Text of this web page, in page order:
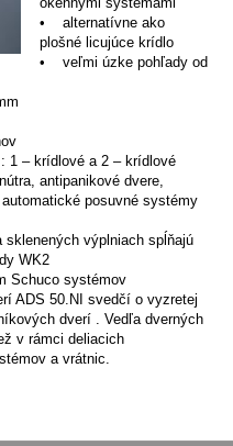
• alternatívne ako
plošné licujúce krídlo
• veľmi úzke pohľady od
– krídlové a 2 – krídlové
antipanikové dvere,
posuvné systémy
výplniach spĺňajú
WK2
Schuco systémov
ADS 50.NI svedčí o vyzretej
dverí . Vedľa dverných
v rámci deliacich
a vrátnic.